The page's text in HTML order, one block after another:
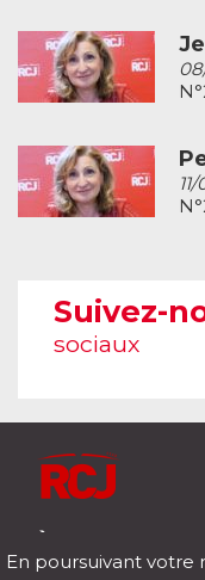
Suivez-
sociaux
Télécharger notre
En poursuivant votre